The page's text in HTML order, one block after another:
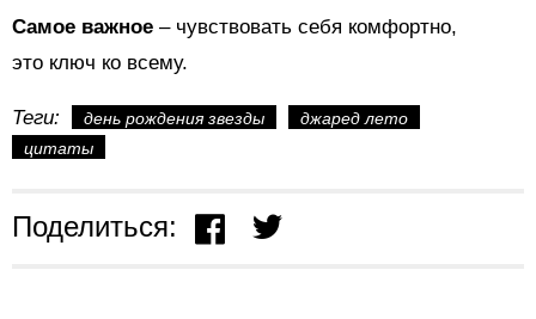
Самое важное – чувствовать себя комфортно,
это ключ ко всему.
Теги: день рождения звезды
джаред лето
цитаты
Поделиться: